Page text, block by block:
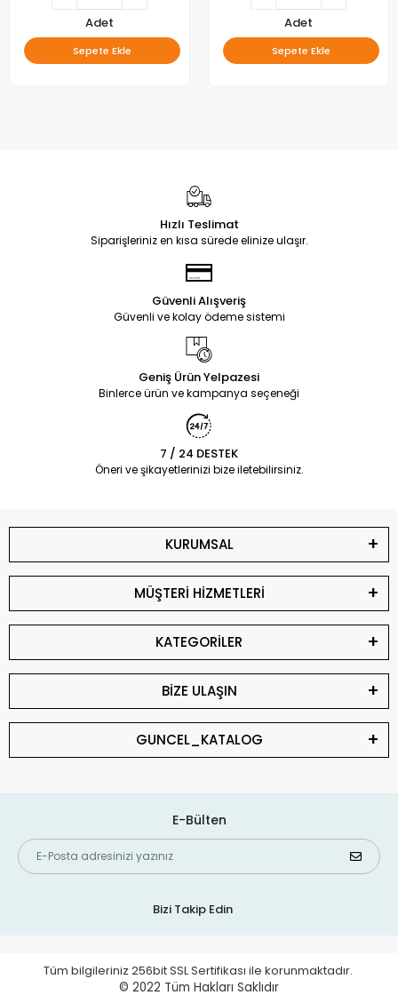
Adet
Sepete Ekle
Adet
Sepete Ekle
Hızlı Teslimat
Siparişleriniz en kısa sürede elinize ulaşır.
Güvenli Alışveriş
Güvenli ve kolay ödeme sistemi
Geniş Ürün Yelpazesi
Binlerce ürün ve kampanya seçeneği
7 / 24 DESTEK
Öneri ve şikayetlerinizi bize iletebilirsiniz.
KURUMSAL
MÜŞTERİ HİZMETLERİ
KATEGORİLER
BİZE ULAŞIN
GUNCEL_KATALOG
E-Bülten
Bizi Takip Edin
Tüm bilgileriniz 256bit SSL Sertifikası ile korunmaktadır.
© 2022 Tüm Hakları Saklıdır